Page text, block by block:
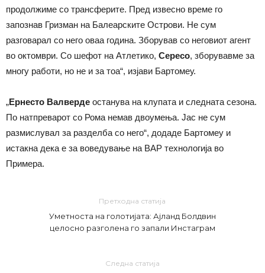
продолжиме со трансферите. Пред извесно време го
запознав Гризман на Балеарските Острови. Не сум
разговарал со него оваа година. Зборував со неговиот агент
во октомври. Со шефот на Атлетико, Сересо, зборувавме за
многу работи, но не и за тоа“, изјави Бартомеу.
„Ернесто Валверде останува на клупата и следната сезона.
По натпреварот со Рома немав двоумења. Јас не сум
размислувал за разделба со него“, додаде Бартомеу и
истакна дека е за воведување на ВАР технологија во
Примера.
Претходна статија
Уметноста на голотијата: Ајланд Болдвин
целосно разголена го запали Инстаграм
Следна статија